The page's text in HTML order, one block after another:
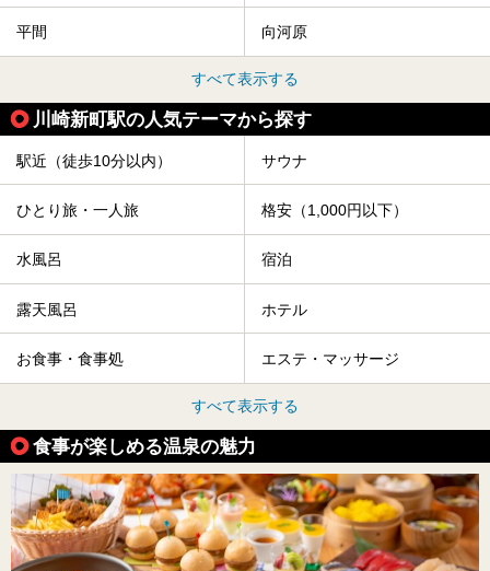
平間 向河原
すべて表示する
川崎新町駅の人気テーマから探す
駅近（徒歩10分以内） サウナ
ひとり旅・一人旅 格安（1,000円以下）
水風呂 宿泊
露天風呂 ホテル
お食事・食事処 エステ・マッサージ
すべて表示する
食事が楽しめる温泉の魅力